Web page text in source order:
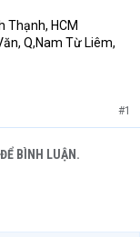
Thạnh, HCM
Q,Nam Từ Liêm,
#1
BÌNH LUẬN.